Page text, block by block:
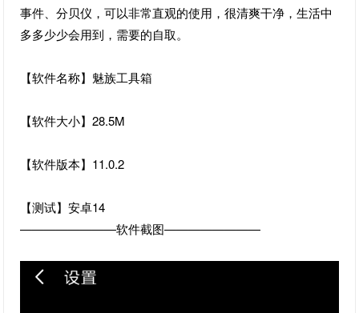
事件、分贝仪，可以非常直观的使用，很清爽干净，生活中
多多少少会用到，需要的自取。
【软件名称】魅族工具箱
【软件大小】28.5M
【软件版本】11.0.2
【测试】安卓14
————————软件截图————————